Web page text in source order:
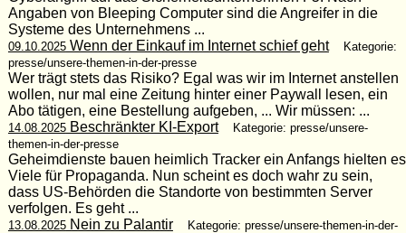
Angaben von Bleeping Computer sind die Angreifer in die
Systeme des Unternehmens ...
09.10.2025Wenn der Einkauf im Internet schief geht
Kategorie:
presse/unsere-themen-in-der-presse
Wer trägt stets das Risiko? Egal was wir im Internet anstellen
wollen, nur mal eine Zeitung hinter einer Paywall lesen, ein
Abo tätigen, eine Bestellung aufgeben, ... Wir müssen: ...
14.08.2025Beschränkter KI-Export
Kategorie: presse/unsere-
themen-in-der-presse
Geheimdienste bauen heimlich Tracker ein Anfangs hielten es
Viele für Propaganda. Nun scheint es doch wahr zu sein,
dass US-Behörden die Standorte von bestimmten Server
verfolgen. Es geht ...
13.08.2025Nein zu Palantir
Kategorie: presse/unsere-themen-in-der-